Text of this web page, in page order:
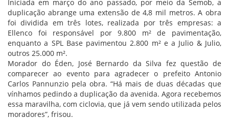
Iniciada em março do ano passado, por meio da Semob, a
duplicação abrange uma extensão de 4,8 mil metros. A obra
foi dividida em três lotes, realizada por três empresas: a
Ellenco foi responsável por 9.800 m² de pavimentação,
enquanto a SPL Base pavimentou 2.800 m² e a Julio & Julio,
outros 25.000 m².
Morador do Éden, José Bernardo da Silva fez questão de
comparecer ao evento para agradecer o prefeito Antonio
Carlos Pannunzio pela obra. “Há mais de duas décadas que
vínhamos pedindo a duplicação da avenida. Agora recebemos
essa maravilha, com ciclovia, que já vem sendo utilizada pelos
moradores”, frisou.